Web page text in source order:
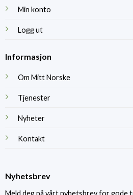
Min konto
Logg ut
Informasjon
Om Mitt Norske
Tjenester
Nyheter
Kontakt
Nyhetsbrev
Meld deg på vårt nyhetsbrev for gode